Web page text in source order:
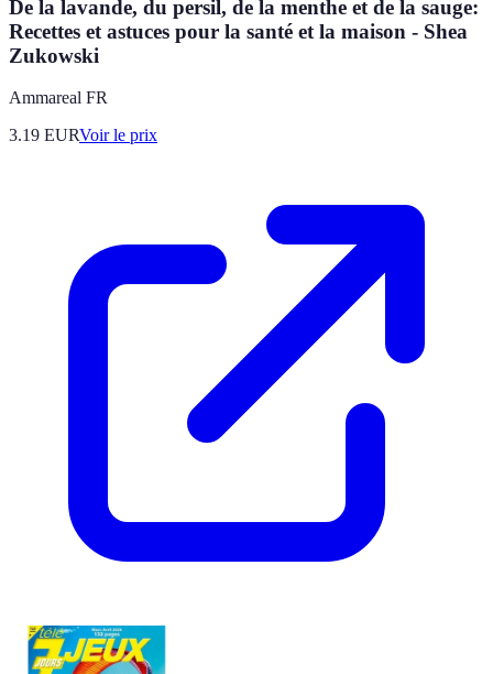
De la lavande, du persil, de la menthe et de la sauge:
Recettes et astuces pour la santé et la maison - Shea
Zukowski
Ammareal FR
3.19 EURVoir le prix